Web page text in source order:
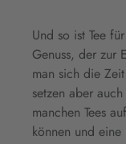
Und so ist Tee
Genuss, der zur
man sich die
setzen aber
manchen Tees
können und